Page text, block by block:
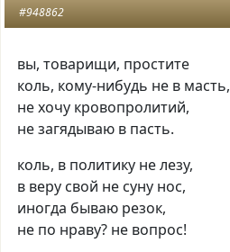
#948862
вы, товарищи, простите
коль, кому-нибудь не в масть,
не хочу кровопролитий,
не загядываю в пасть.
коль, в политику не лезу,
в веру свой не суну нос,
иногда бываю резок,
не по нраву? не вопрос!